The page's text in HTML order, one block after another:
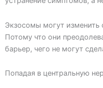
Экзосомы могут
Потому что они
барьер, чего не могут
Попадая в центральную